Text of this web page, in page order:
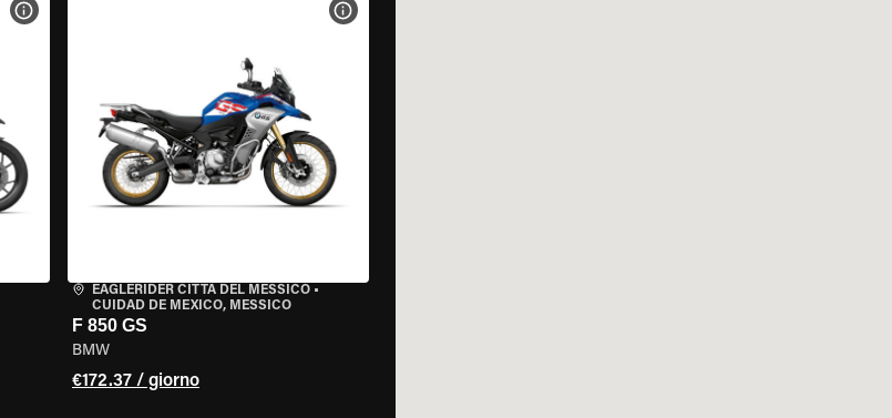
VISUALIZZA SPECIFICHE DELLA MOTO
EAGLERIDER CITTÀ DEL MESSICO•
CUIDAD DE MEXICO, MESSICO
F 850 GS
BMW
€172.37 / giorno
VISUALIZZA SPECIFICHE DELLA MOTO